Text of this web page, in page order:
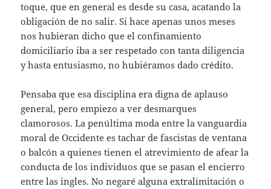
toque, que en general es desde su casa, acatando la
obligación de no salir. Si hace apenas unos meses
nos hubieran dicho que el confinamiento
domiciliario iba a ser respetado con tanta diligencia
y hasta entusiasmo, no hubiéramos dado crédito.
Pensaba que esa disciplina era digna de aplauso
general, pero empiezo a ver desmarques
clamorosos. La penúltima moda entre la vanguardia
moral de Occidente es tachar de fascistas de ventana
o balcón a quienes tienen el atrevimiento de afear la
conducta de los individuos que se pasan el encierro
entre las ingles. No negaré alguna extralimitación o